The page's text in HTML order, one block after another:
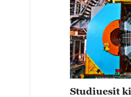
Studiuesit